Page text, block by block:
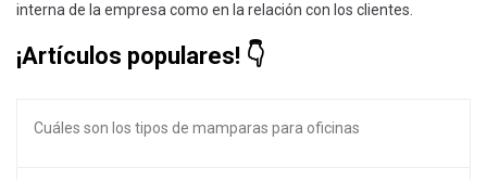
interna de la empresa como en la relación con los clientes.
¡Artículos populares!
Cuáles son los tipos de mamparas para oficinas